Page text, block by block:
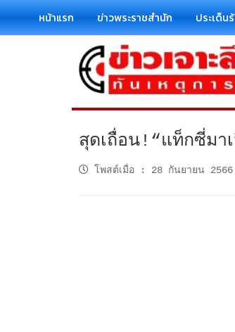
หน้าแรก ข่าวพระราชสำนัก ประเด็น
สุดเถื่อน!“แท็กซี่มา
โพสต์เมื่อ : 28 กันยายน 2566